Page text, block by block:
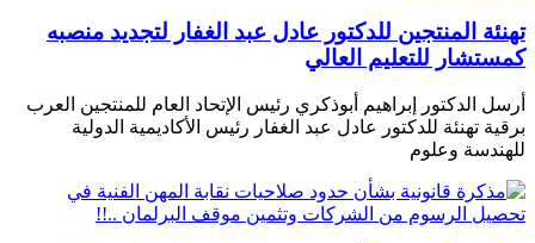
تهنئة المنتجين للدكتور عادل عبد الغفار لتجديد منصبه
كمستشار للتعليم العالي
أرسل الدكتور إبراهيم أبوذكري رئيس الإتحاد العام للمنتجين العرب
برقية تهنئة للدكتور عادل عبد الغفار رئيس الأكاديمية الدولية
للهندسة وعلوم